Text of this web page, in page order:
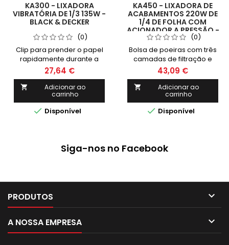
KA300 - LIXADORA
VIBRATÓRIA DE 1/3 135W -
BLACK & DECKER
(0)
Clip para prender o papel
rapidamente durante a
lixação Clip para prender o
papel rapidamente durante
a lixação. Ajuste fácil ou
remoção das lixas usadas
Punho frontal ergonómico
para maior conforto na
27,64 €

Adicionar ao
carrinho
 Disponível
KA450 - LIXADORA DE
ACABAMENTOS 220W DE
1/4 DE FOLHA COM
ACIONADOR A PRESSÃO -
BLACK & DECKER
(0)
Bolsa de poeiras com três
camadas de filtração e
capacidade de fluxo e
eficiência que nos
assegura a área de
trabalho sempre limpa
Tamanho grande da órbitra
e maior velocidade de
Versátil - ideal para
43,09 €

Adicionar ao
carrinho
 Disponível
Siga-nos no Facebook
PRODUTOS 
A NOSSA EMPRESA 